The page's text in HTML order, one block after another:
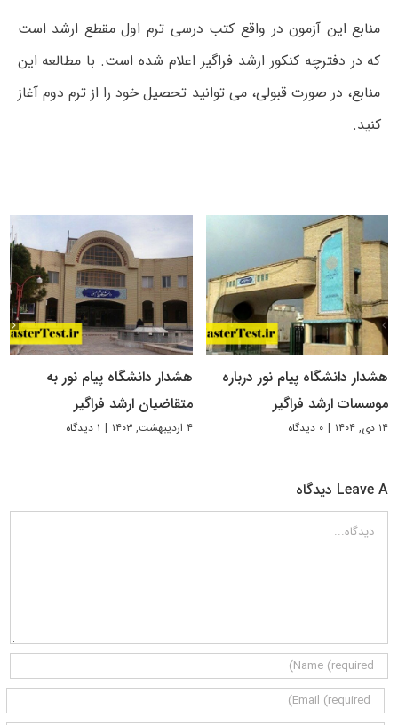
منابع این آزمون در واقع کتب درسی ترم اول مقطع ارشد است
که در دفترچه کنکور ارشد فراگیر اعلام شده است. با مطالعه این
منابع، در صورت قبولی، می توانید تحصیل خود را از ترم دوم آغاز
کنید.
هشدار دانشگاه پیام نور درباره
موسسات ارشد فراگیر
۱۴ دی, ۱۴۰۴ | ۰ دیدگاه
هشدار دانشگاه پیام نور به
متقاضیان ارشد فراگیر
۴ اردیبهشت, ۱۴۰۳ | ۱ دیدگاه
Leave A دیدگاه
دیدگاه